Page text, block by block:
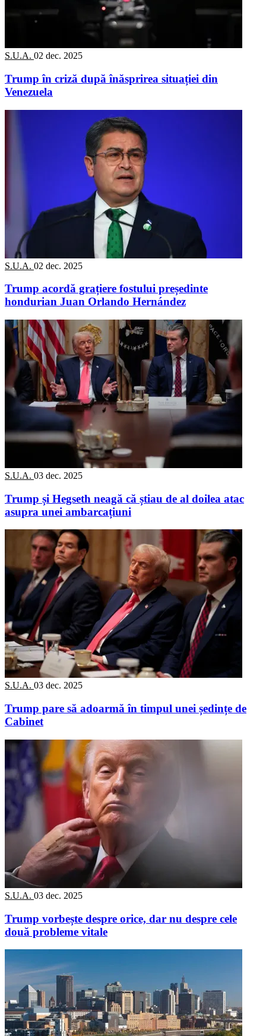
S.U.A. 02 dec. 2025
Trump în criză după înăsprirea situației din
Venezuela
S.U.A. 02 dec. 2025
Trump acordă grațiere fostului președinte
hondurian Juan Orlando Hernández
S.U.A. 03 dec. 2025
Trump și Hegseth neagă că știau de al doilea atac
asupra unei ambarcațiuni
S.U.A. 03 dec. 2025
Trump pare să adoarmă în timpul unei ședințe de
Cabinet
S.U.A. 03 dec. 2025
Trump vorbește despre orice, dar nu despre cele
două probleme vitale